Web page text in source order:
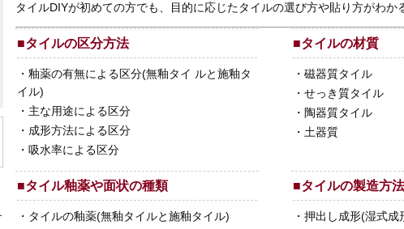
タイルDIYが初めての方でも、目的に応じたタイルの選び方や貼り方がわか
■タイルの区分方法
・ 釉薬の有無による区分(無釉タイ ルと施釉タ
イル)
・ 主な用途による区分
・ 成形方法による区分
・ 吸水率による区分
■タイルの材質
・ 磁器質タイル
・ せっき質タイル
・ 陶器質タイル
・ 土器質
■タイル釉薬や面状の種類
・ タイルの釉薬(無釉タイルと施釉タイル)
■タイルの製造方法
・ 押出し成形(湿式成